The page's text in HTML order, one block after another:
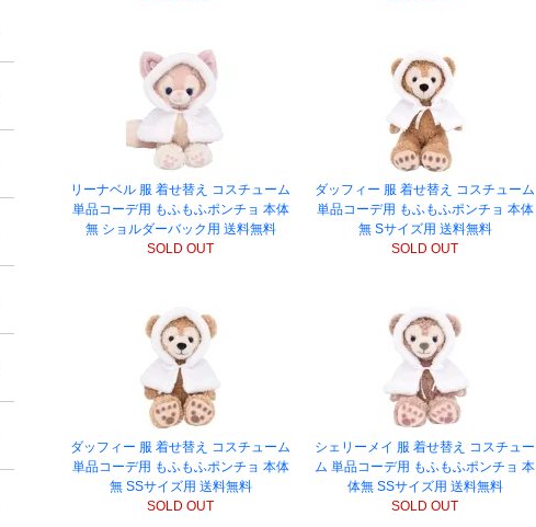
リーナベル 服 着せ替え コスチューム
単品コーデ用 もふもふポンチョ 本体
無 ショルダーバック用 送料無料
SOLD OUT
ダッフィー 服 着せ替え コスチューム
単品コーデ用 もふもふポンチョ 本体
無 Sサイズ用 送料無料
SOLD OUT
ダッフィー 服 着せ替え コスチューム
単品コーデ用 もふもふポンチョ 本体
無 SSサイズ用 送料無料
SOLD OUT
シェリーメイ 服 着せ替え コスチュー
ム 単品コーデ用 もふもふポンチョ 本
体無 SSサイズ用 送料無料
SOLD OUT